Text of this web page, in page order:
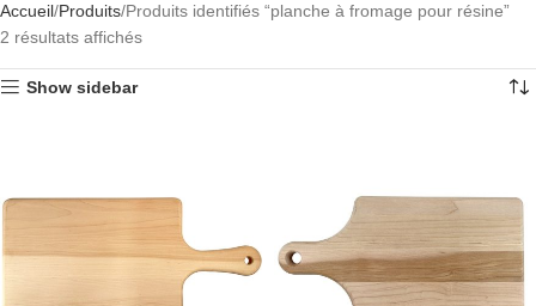
Accueil Produits Produits identifiés “planche à fromage pour résine”
2 résultats affichés
Show sidebar